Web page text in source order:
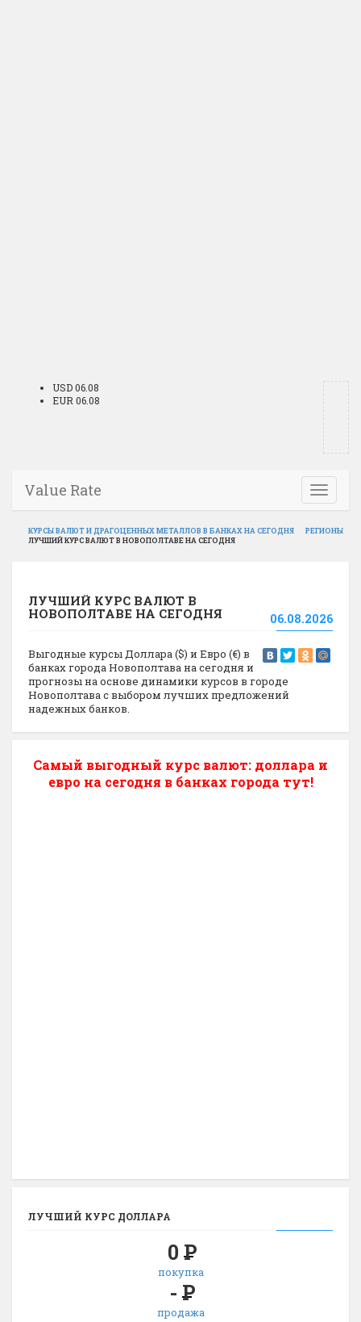
USD 06.08
EUR 06.08
Toggle
Value Rate
КУРСЫ ВАЛЮТ И ДРАГОЦЕННЫХ МЕТАЛЛОВ В БАНКАХ НА СЕГОДНЯ
РЕГИОНЫ
ЛУЧШИЙ КУРС ВАЛЮТ В НОВОПОЛТАВЕ НА СЕГОДНЯ
ЛУЧШИЙ КУРС ВАЛЮТ В
НОВОПОЛТАВЕ НА СЕГОДНЯ
06.08.2026
Выгодные курсы Доллара ($) и Евро (€) в
банках города Новополтава на сегодня и
прогнозы на основе динамики курсов в городе
Новополтава с выбором лучших предложений
надежных банков.
Самый выгодный курс валют: доллара и
евро на сегодня в банках города тут!
ЛУЧШИЙ КУРС ДОЛЛАРА
0 Р
покупка
- Р
продажа